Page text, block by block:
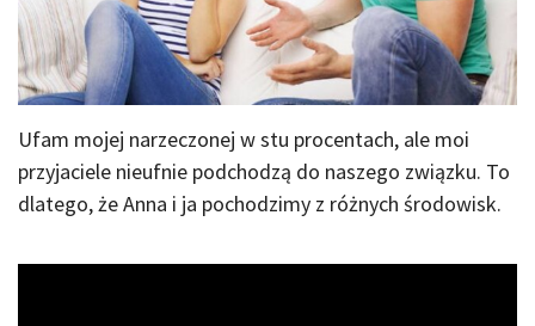
Ufam mojej narzeczonej w stu procentach, ale moi
przyjaciele nieufnie podchodzą do naszego związku. To
dlatego, że Anna i ja pochodzimy z różnych środowisk.